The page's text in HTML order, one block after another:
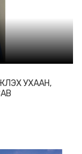
УХААН,